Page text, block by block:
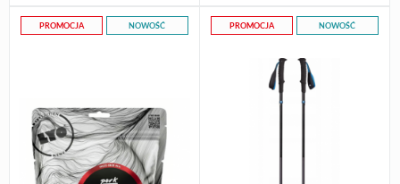
PROMOCJA NOWOŚĆ PROMOCJA NOWOŚĆ